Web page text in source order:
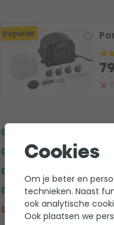
Populair
Energiezuinige
Met regelbare
Niet de stilste
Cookies
Om je beter en
technieken. Naast
ook analytische
Ook plaatsen we